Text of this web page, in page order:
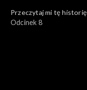
Przeczytaj mi tę historię
Odcinek 8